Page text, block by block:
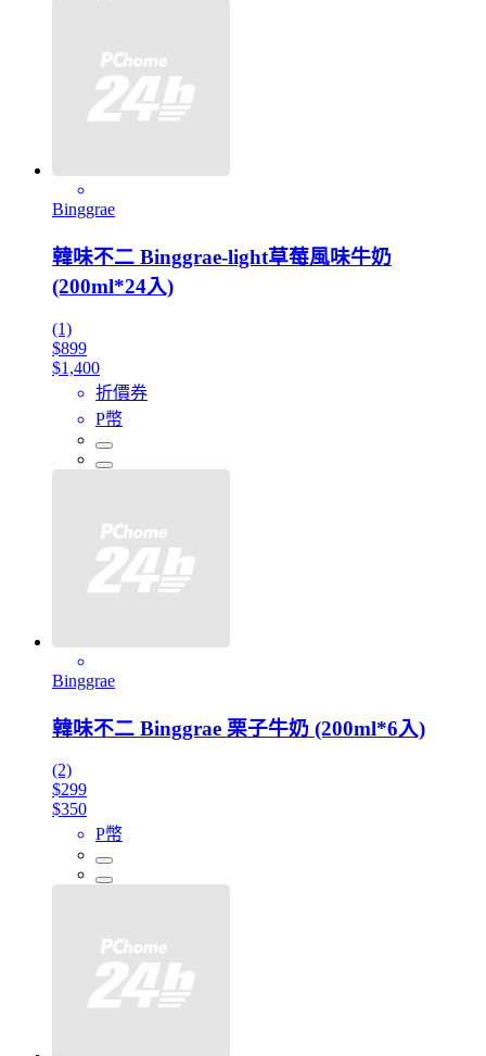
Binggrae
韓味不二 Binggrae-light草莓風味牛奶
(200ml*24入)
(1)
$899
$1,400
折價券
P幣
Binggrae
韓味不二 Binggrae 栗子牛奶 (200ml*6入)
(2)
$299
$350
P幣